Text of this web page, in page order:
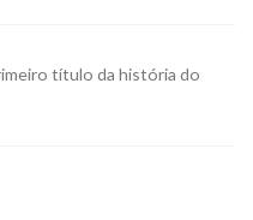
título da história do